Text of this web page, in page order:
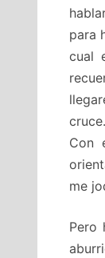
para
cual
Con
me
Pero